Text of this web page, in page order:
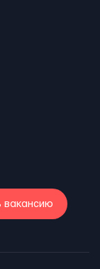
вакансию